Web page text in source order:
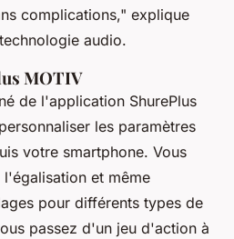
complications," explique
audio.
MOTIV
de l'application ShurePlus
les paramètres
votre smartphone. Vous
et même
pour différents types de
passez d'un jeu d'action à